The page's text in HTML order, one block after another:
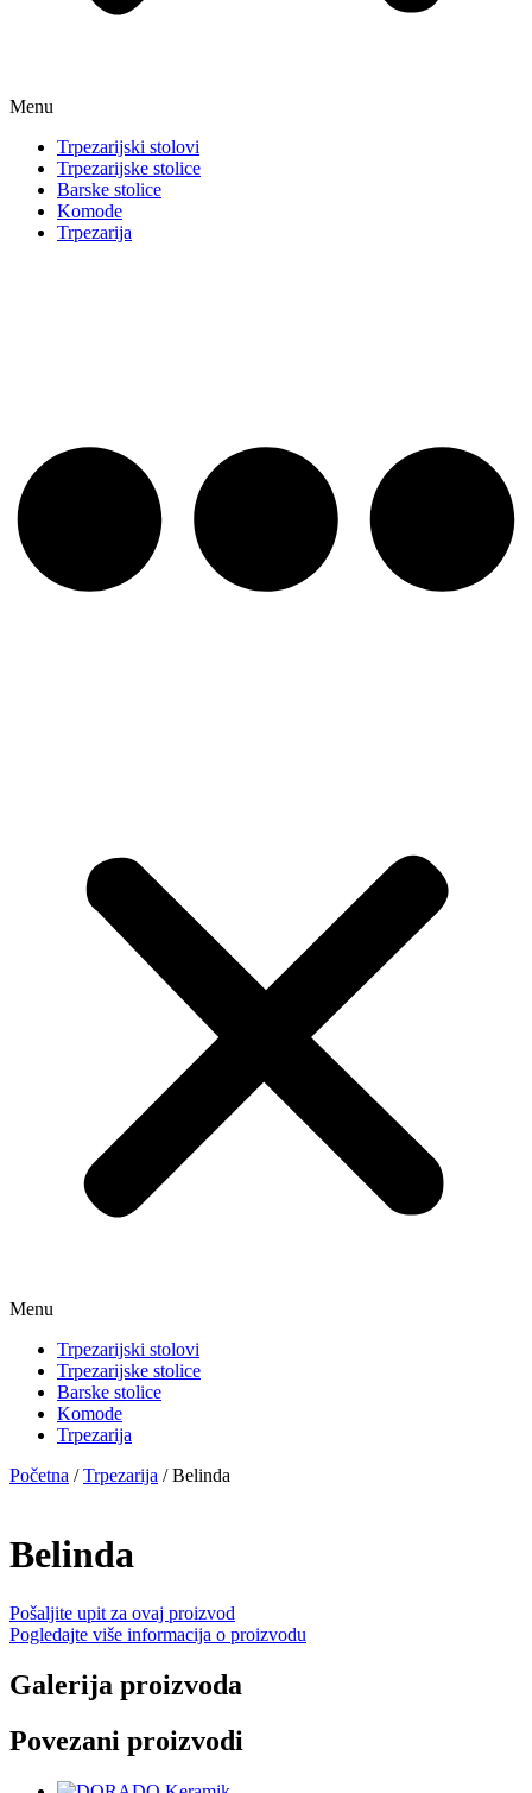
Menu
Trpezarijski stolovi
Trpezarijske stolice
Barske stolice
Komode
Trpezarija
Menu
Trpezarijski stolovi
Trpezarijske stolice
Barske stolice
Komode
Trpezarija
Početna /Trpezarija / Belinda
Belinda
Pošaljite upit za ovaj proizvod
Pogledajte više informacija o proizvodu
Galerija proizvoda
Povezani proizvodi